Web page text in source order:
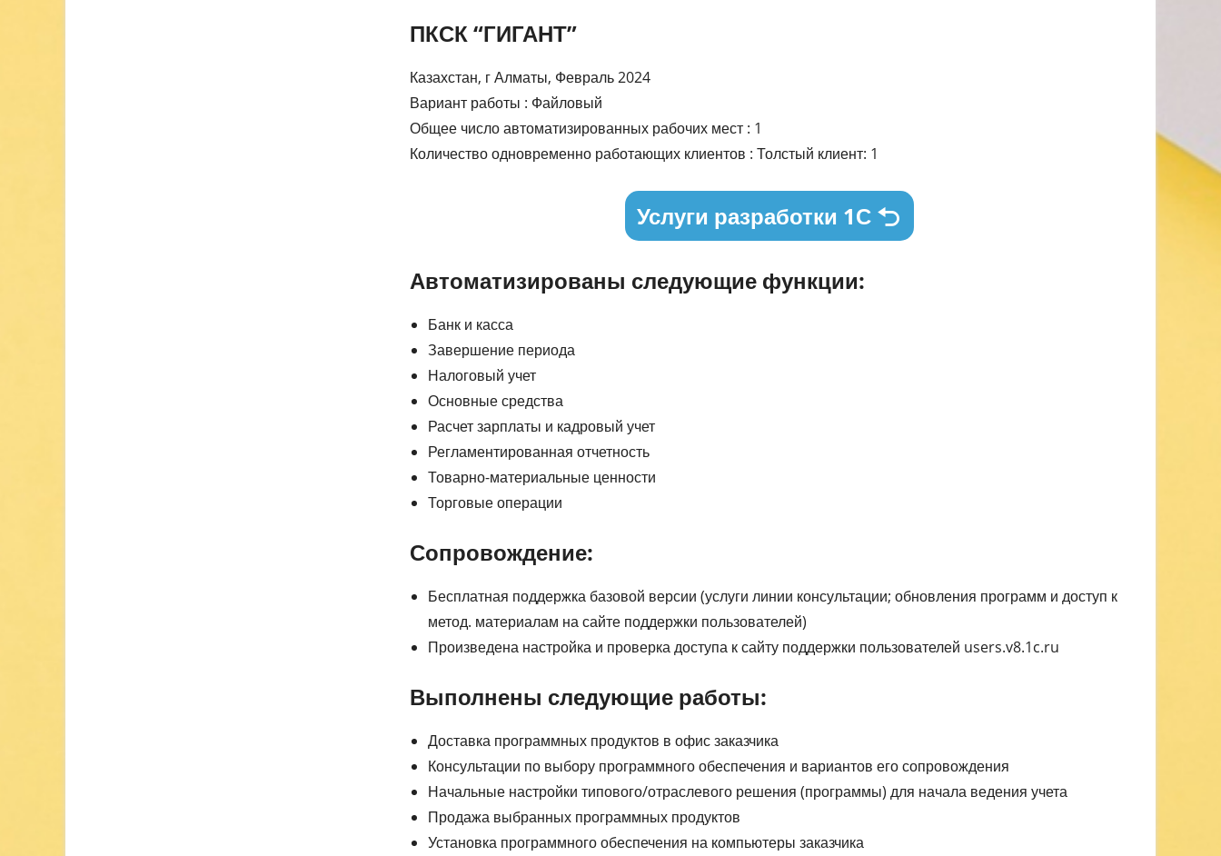
ПКСК “ГИГАНТ”
Казахстан, г Алматы, Февраль 2024
Вариант работы : Файловый
Общее число автоматизированных рабочих мест : 1
Количество одновременно работающих клиентов : Толстый клиент: 1
Услуги разработки 1С
Автоматизированы следующие функции:
Банк и касса
Завершение периода
Налоговый учет
Основные средства
Расчет зарплаты и кадровый учет
Регламентированная отчетность
Товарно-материальные ценности
Торговые операции
Сопровождение:
Бесплатная поддержка базовой версии (услуги линии консультации; обновления программ и доступ к
метод. материалам на сайте поддержки пользователей)
Произведена настройка и проверка доступа к сайту поддержки пользователей users.v8.1c.ru
Выполнены следующие работы:
Доставка программных продуктов в офис заказчика
Консультации по выбору программного обеспечения и вариантов его сопровождения
Начальные настройки типового/отраслевого решения (программы) для начала ведения учета
Продажа выбранных программных продуктов
Установка программного обеспечения на компьютеры заказчика